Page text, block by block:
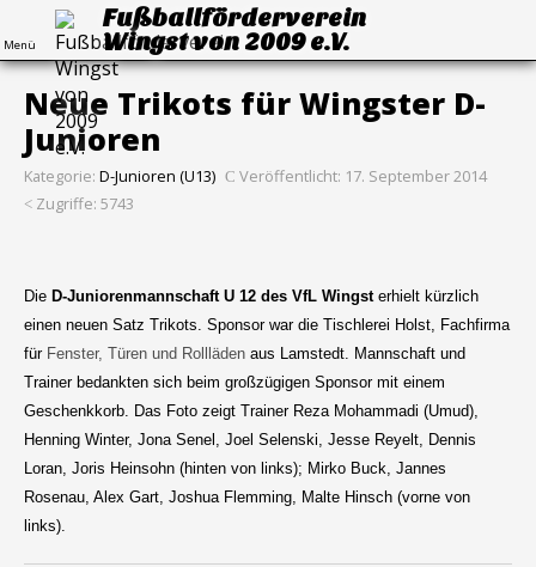
Menü
Fußballförderverein
Wingst von 2009 e.V.
Neue Trikots für Wingster D-
Junioren
Kategorie: D-Junioren (U13)
Veröffentlicht: 17. September 2014
Zugriffe: 5743
Die D-Juniorenmannschaft U 12 des VfL Wingsterhielt kürzlich
einen neuen Satz Trikots. Sponsor war die Tischlerei Holst, Fachfirma
für Fenster, Türen und Rollläden aus Lamstedt. Mannschaft und
Trainer bedankten sich beim großzügigen Sponsor mit einem
Geschenkkorb. Das Foto zeigt Trainer Reza Mohammadi (Umud),
Henning Winter, Jona Senel, Joel Selenski, Jesse Reyelt, Dennis
Loran, Joris Heinsohn (hinten von links); Mirko Buck, Jannes
Rosenau, Alex Gart, Joshua Flemming, Malte Hinsch (vorne von
links).